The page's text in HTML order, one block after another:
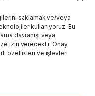
saklamak ve/veya
kullanıyoruz. Bu
davranışı veya
izin verecektir. Onay
özellikleri ve işlevleri